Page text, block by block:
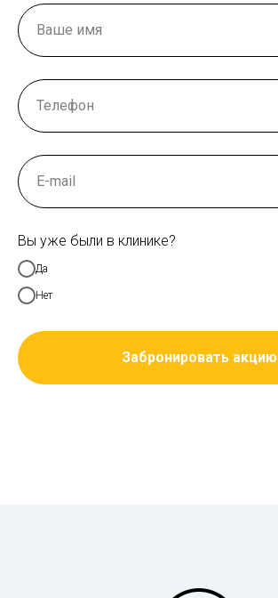
Вы уже были в клинике?
Да
Нет
Забронировать акцию